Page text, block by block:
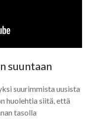
suuntaan
suurimmista uusista
huolehtia siitä, että
tasolla